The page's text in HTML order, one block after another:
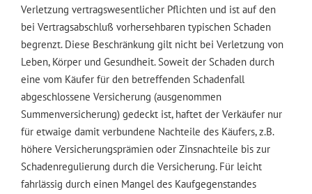
Verletzung vertragswesentlicher Pflichten und ist auf den
bei Vertragsabschluß vorhersehbaren typischen Schaden
begrenzt. Diese Beschränkung gilt nicht bei Verletzung von
Leben, Körper und Gesundheit. Soweit der Schaden durch
eine vom Käufer für den betreffenden Schadenfall
abgeschlossene Versicherung (ausgenommen
Summenversicherung) gedeckt ist, haftet der Verkäufer nur
für etwaige damit verbundene Nachteile des Käufers, z.B.
höhere Versicherungsprämien oder Zinsnachteile bis zur
Schadenregulierung durch die Versicherung. Für leicht
fahrlässig durch einen Mangel des Kaufgegenstandes